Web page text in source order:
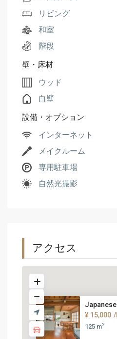
リビング
和室
階段
壁・床材
ウッド
白壁
設備・オプション
インターネット
メイクルーム
専用駐車場
自然光撮影
アクセス
¥ 15,000 /
125 m2